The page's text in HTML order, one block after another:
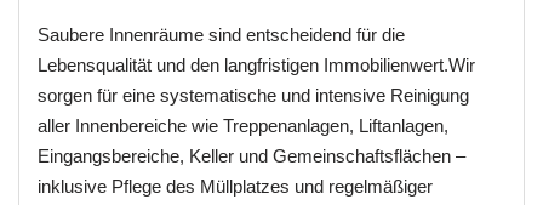
Saubere Innenräume sind entscheidend für die
Lebensqualität und den langfristigen Immobilienwert.Wir
sorgen für eine systematische und intensive Reinigung
aller Innenbereiche wie Treppenanlagen, Liftanlagen,
Eingangsbereiche, Keller und Gemeinschaftsflächen –
inklusive Pflege des Müllplatzes und regelmäßiger